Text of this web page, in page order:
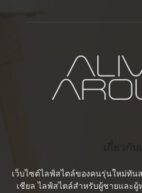
เว็บไซต์ไลฟ์สไตล์ของคนรุ่นใหม่ทัน
เชียล ไลฟ์สไตล์สำหรับผู้ชายและผู้